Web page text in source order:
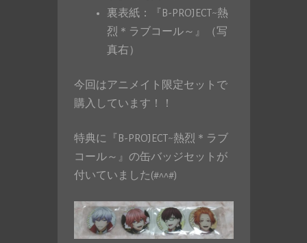
裏表紙：『B-PROJECT~熱
烈＊ラブコール～』（写
真右）
今回はアニメイト限定セットで
購入しています！！
特典に『B-PROJECT~熱烈＊ラブ
コール～』の缶バッジセットが
付いていました(#^^#)